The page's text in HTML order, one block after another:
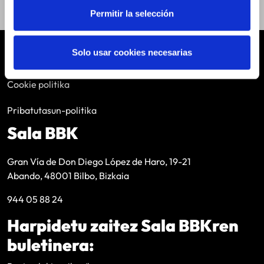
Permitir la selección
Solo usar cookies necesarias
Cookie politika
Pribatutasun-politika
Sala BBK
Gran Vía de Don Diego López de Haro, 19-21
Abando, 48001 Bilbo, Bizkaia
944 05 88 24
Harpidetu zaitez Sala BBKren
buletinera: